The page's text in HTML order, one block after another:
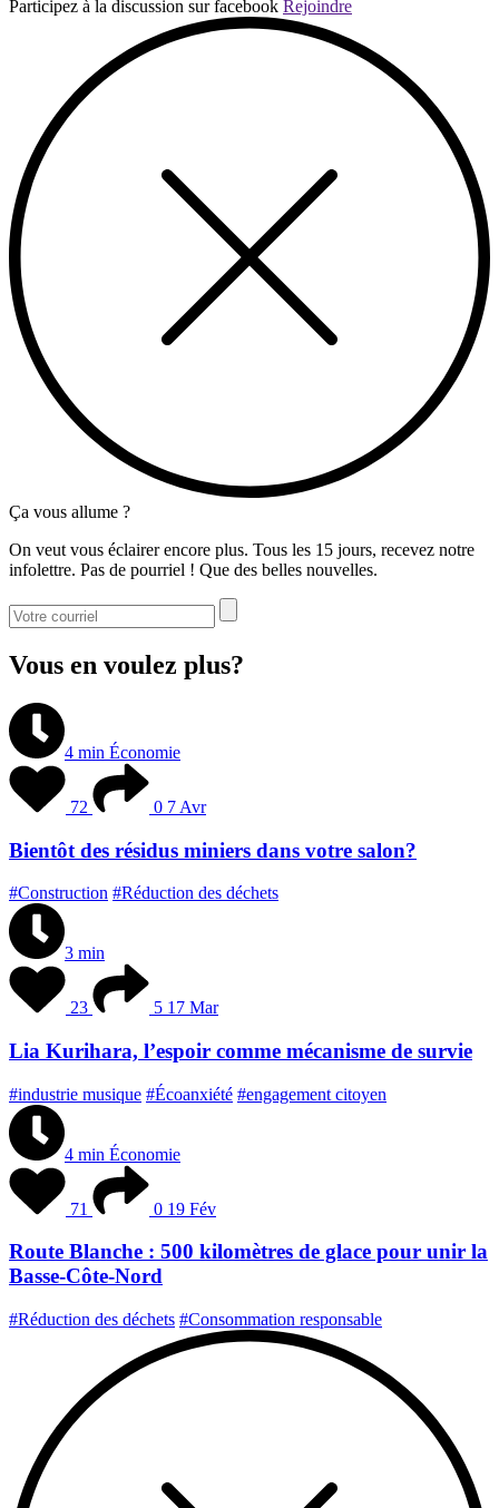
Participez à la discussion sur facebook Rejoindre
Ça vous allume ?
On veut vous éclairer encore plus. Tous les 15 jours, recevez notre
infolettre. Pas de pourriel ! Que des belles nouvelles.
Vous en voulez plus?
4 min Économie
72 0 7 Avr
Bientôt des résidus miniers dans votre salon?
#Construction #Réduction des déchets
3 min
23 5 17 Mar
Lia Kurihara, l’espoir comme mécanisme de survie
#industrie musique #Écoanxiété #engagement citoyen
4 min Économie
71 0 19 Fév
Route Blanche : 500 kilomètres de glace pour unir la
Basse-Côte-Nord
#Réduction des déchets #Consommation responsable